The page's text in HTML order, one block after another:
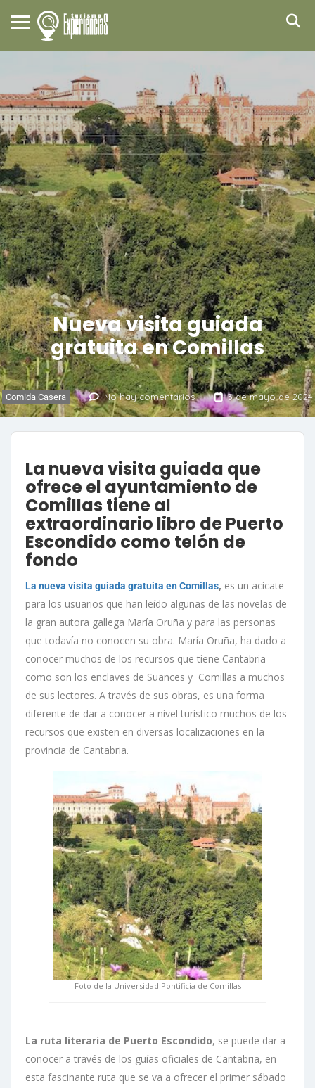
Nueva visita guiada
gratuita en Comillas
Comida Casera No hay comentarios 3 de mayo de 2024
La nueva visita guiada que
ofrece el ayuntamiento de
Comillas tiene al
extraordinario libro de Puerto
Escondido como telón de
fondo
La nueva visita guiada gratuita en Comillas, es un acicate
para los usuarios que han leído algunas de las novelas de
la gran autora gallega María Oruña y para las personas
que todavía no conocen su obra. María Oruña, ha dado a
conocer muchos de los recursos que tiene Cantabria
como son los enclaves de Suances y Comillas a muchos
de sus lectores. A través de sus obras, es una forma
diferente de dar a conocer a nivel turístico muchos de los
recursos que existen en diversas localizaciones en la
provincia de Cantabria.
Foto de la Universidad Pontificia de Comillas
La ruta literaria de Puerto Escondido, se puede dar a
conocer a través de los guías oficiales de Cantabria, en
esta fascinante ruta que se va a ofrecer el primer sábado